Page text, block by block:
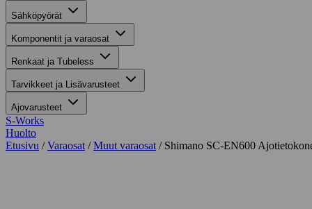
Sähköpyörät
Komponentit ja varaosat
Renkaat ja Tubeless
Tarvikkeet ja Lisävarusteet
Ajovarusteet
S-Works
Huolto
Etusivu /Varaosat /Muut varaosat / Shimano SC-EN600